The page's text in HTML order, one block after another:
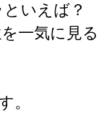
といえば？
一気に見る
。